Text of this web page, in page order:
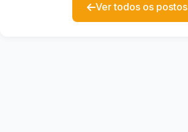
Ver todos os postos